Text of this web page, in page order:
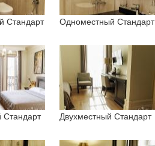
Стандарт Одноместный Стандарт
Стандарт Двухместный Стандарт